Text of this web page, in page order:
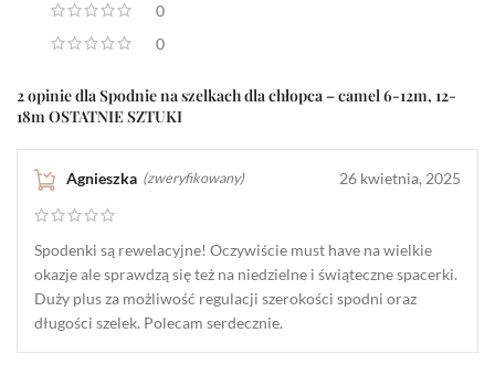
0
0
2 opinie dlaSpodnie na szelkach dla chłopca – camel 6-12m, 12-
18m OSTATNIE SZTUKI
Agnieszka (zweryfikowany) 26 kwietnia, 2025
Spodenki są rewelacyjne! Oczywiście must have na wielkie
okazje ale sprawdzą się też na niedzielne i świąteczne spacerki.
Duży plus za możliwość regulacji szerokości spodni oraz
długości szelek. Polecam serdecznie.